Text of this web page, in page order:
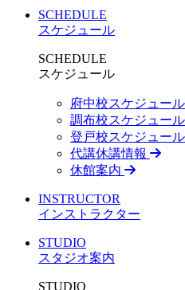
SCHEDULE
スケジュール
SCHEDULE
スケジュール
府中校スケジュール
調布校スケジュール
登戸校スケジュール
代講休講情報
休館案内
INSTRUCTOR
インストラクター
STUDIO
スタジオ案内
STUDIO